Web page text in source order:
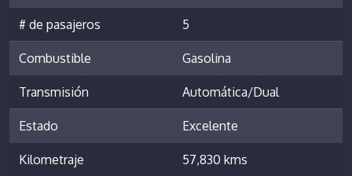
# de pasajeros 5
Combustible Gasolina
Transmisión Automática/Dual
Estado Excelente
Kilometraje 57,830 kms